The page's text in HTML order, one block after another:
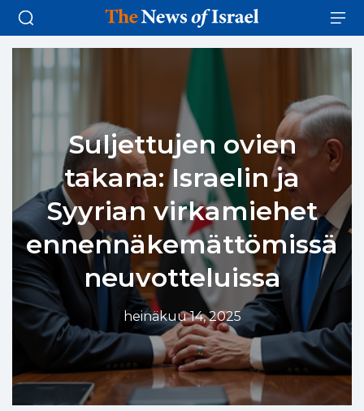
Suljettujen ovien
takana: Israelin ja
Syyrian virkamiehet
ennennäkemättömissä
neuvotteluissa
heinäkuu 14, 2025